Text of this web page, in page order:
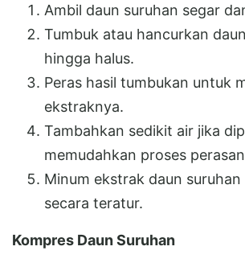
Ambil daun suruhan segar
Tumbuk atau hancurkan
hingga halus.
Peras hasil tumbukan untuk
ekstraknya.
Tambahkan sedikit air jika
memudahkan proses
Minum ekstrak daun
secara teratur.
Kompres Daun Suruhan